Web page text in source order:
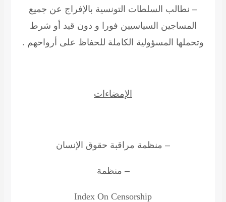
– نطالب السلطات التونسية بالإفراج عن جميع
المساجين السياسيين فورا و دون قيد أو شرط
وتحملها المسؤولية الكاملة للحفاظ على أرواحهم .
الإمضاءات
– منظمة مراقبة حقوق الإنسان
– منظمة
Index On Censorship